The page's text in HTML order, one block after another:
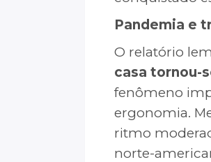
Pandemia e
O relatório
casa tornou-
fenômeno
ergonomia.
ritmo
norte-